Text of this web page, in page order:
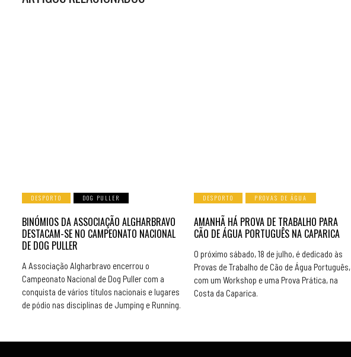
DESPORTO DOG PULLER
BINÓMIOS DA ASSOCIAÇÃO ALGHARBRAVO
DESTACAM-SE NO CAMPEONATO NACIONAL
DE DOG PULLER
A Associação Algharbravo encerrou o
Campeonato Nacional de Dog Puller com a
conquista de vários títulos nacionais e lugares
de pódio nas disciplinas de Jumping e Running.
DESPORTO PROVAS DE ÁGUA
AMANHÃ HÁ PROVA DE TRABALHO PARA
CÃO DE ÁGUA PORTUGUÊS NA CAPARICA
O próximo sábado, 18 de julho, é dedicado às
Provas de Trabalho de Cão de Água Português,
com um Workshop e uma Prova Prática, na
Costa da Caparica.